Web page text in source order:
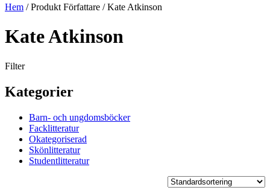
Hem / Produkt Författare / Kate Atkinson
Kate Atkinson
Filter
Kategorier
Barn- och ungdomsböcker
Facklitteratur
Okategoriserad
Skönlitteratur
Studentlitteratur